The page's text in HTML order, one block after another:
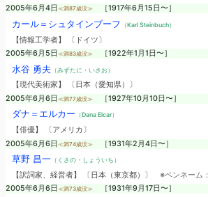
2005年6月4日 ≪満87歳没≫ ［1917年6月15日〜］
カール＝シュタインブーフ （Karl Steinbuch）
【情報工学者】 〔ドイツ〕
2005年6月5日 ≪満83歳没≫ ［1922年1月1日〜］
水谷 勇夫 （みずたに・いさお）
【現代美術家】 〔日本（愛知県）〕
2005年6月6日 ≪満77歳没≫ ［1927年10月10日〜］
ダナ＝エルカー （Dana Elcar）
【俳優】 〔アメリカ〕
2005年6月6日 ≪満74歳没≫ ［1931年2月4日〜］
草野 昌一（くさの・しょういち）
【訳詞家、経営者】 〔日本（東京都）〕 ※ペンネーム：
2005年6月6日 ≪満73歳没≫ ［1931年9月17日〜］